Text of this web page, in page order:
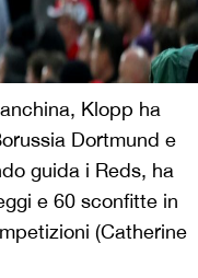
Klopp ha
Dortmund e
guida i Reds, ha
e 60 sconfitte in
(Catherine